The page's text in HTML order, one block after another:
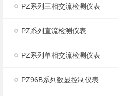
PZ系列三相交流检测仪表
PZ系列直流检测仪表
PZ系列单相交流检测仪表
PZ96B系列数显控制仪表